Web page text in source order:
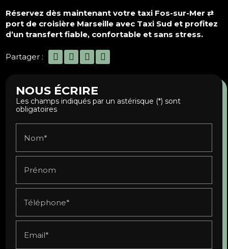
Réservez dès maintenant votre taxi Fos-sur-Mer ⇄
port de croisière Marseille avec Taxi Sud et profitez
d’un transfert fiable, confortable et sans stress.
Partager :
NOUS ÉCRIRE
Les champs indiqués par un astérisque (*) sont
obligatoires
Nom*
Prénom
Téléphone*
Email*